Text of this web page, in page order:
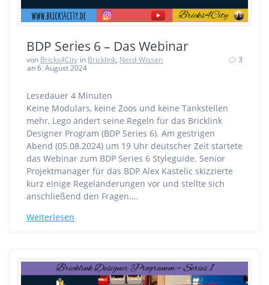
BDP Series 6 – Das Webinar
von Bricks4City in Bricklink, Nerd-Wissen
an 6. August 2024
3
Lesedauer 4 Minuten
Keine Modulars, keine Zoos und keine Tankstellen
mehr, Lego ändert seine Regeln für das Bricklink
Designer Program (BDP Series 6). Am gestrigen
Abend (05.08.2024) um 19 Uhr deutscher Zeit startete
das Webinar zum BDP Series 6 Styleguide. Senior
Projektmanager für das BDP Alex Kastelic skizzierte
kurz einige Regeländerungen vor und stellte sich
anschließend den Fragen.…
Weiterlesen